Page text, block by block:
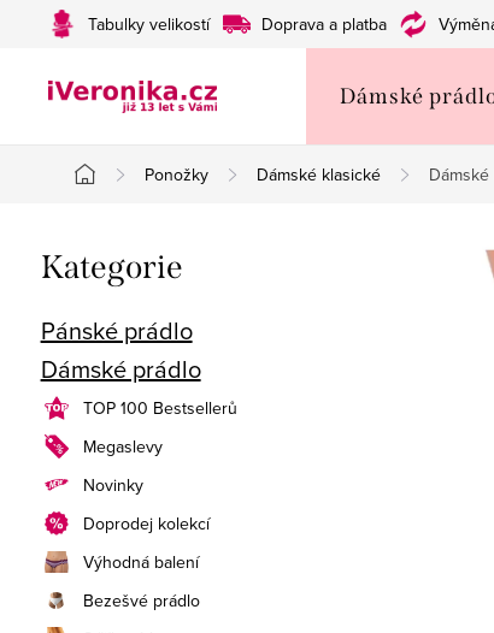
Tabulky velikostí Doprava a platba
Dámské
Domů
Ponožky Dámské klasické
o
s
t
r
a
n
n
í
Přeskočit
kategorie
Kategorie
Pánské prádlo
Dámské prádlo
TOP 100 Bestsellerů
Megaslevy
Novinky
Doprodej kolekcí
Výhodná balení
Bezešvé prádlo